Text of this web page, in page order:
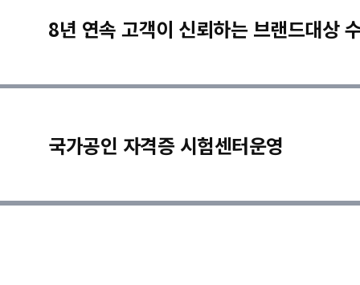
8년 연속 고객이 신뢰하는 브랜드대상
국가공인 자격증 시험센터운영